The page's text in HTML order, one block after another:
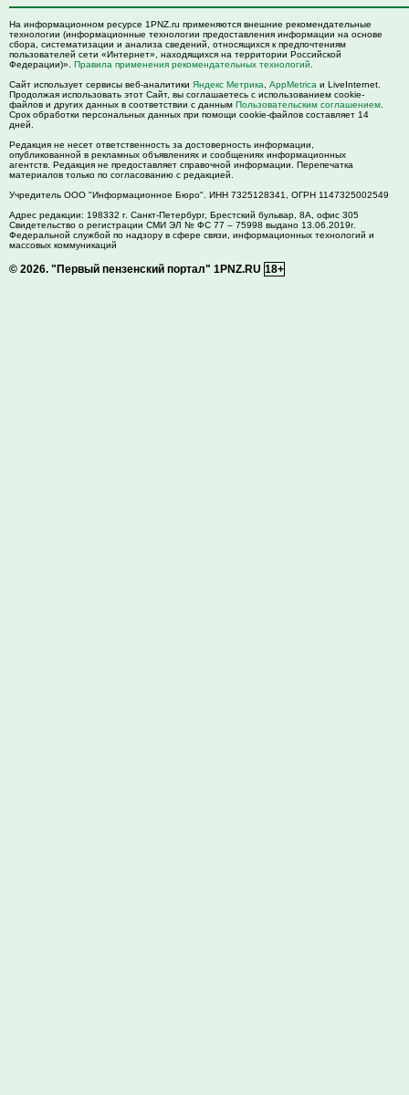
На информационном ресурсе 1PNZ.ru применяются внешние рекомендательные
технологии (информационные технологии предоставления информации на основе
сбора, систематизации и анализа сведений, относящихся к предпочтениям
пользователей сети «Интернет», находящихся на территории Российской
Федерации)». Правила применения рекомендательных технологий
Сайт использует сервисы веб-аналитики Яндекс Метрика AppMetrica и LiveInternet.
Продолжая использовать этот Сайт, вы соглашаетесь с использованием cookie-
файлов и других данных в соответствии с данным Пользовательским соглашением
Срок обработки персональных данных при помощи cookie-файлов составляет 14
дней.
Редакция не несет ответственность за достоверность информации,
опубликованной в рекламных объявлениях и сообщениях информационных
агентств. Редакция не предоставляет справочной информации. Перепечатка
материалов только по согласованию с редакцией.
Учредитель ООО "Информационное Бюро". ИНН 7325128341, ОГРН 1147325002549
Адрес редакции: 198332 г. Санкт-Петербург, Брестский бульвар, 8А, офис 305
Свидетельство о регистрации СМИ ЭЛ № ФС 77 – 75998 выдано 13.06.2019г.
Федеральной службой по надзору в сфере связи, информационных технологий и
массовых коммуникаций
© 2026. "Первый пензенский портал" 1PNZ.RU 18+